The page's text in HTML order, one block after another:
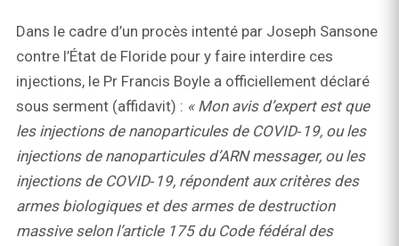
Dans le cadre d’un procès intenté par Joseph Sansone
contre l’État de Floride pour y faire interdire ces
injections, le Pr Francis Boyle a officiellement déclaré
sous serment (affidavit) : « Mon avis d’expert est que
les injections de nanoparticules de COVID‑19, ou les
injections de nanoparticules d’ARN messager, ou les
injections de COVID‑19, répondent aux critères des
armes biologiques et des armes de destruction
massive selon l’article 175 du Code fédéral des